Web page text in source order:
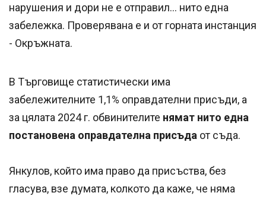
нарушения и дори не е отправил... нито една
забележка. Проверявана е и от горната инстанция
- Окръжната.
В Търговище статистически има
забележителните 1,1% оправдателни присъди, а
за цялата 2024 г. обвинителите нямат нито една
постановена оправдателна присъда от съда.
Янкулов, който има право да присъства, без
гласува, взе думата, колкото да каже, че няма